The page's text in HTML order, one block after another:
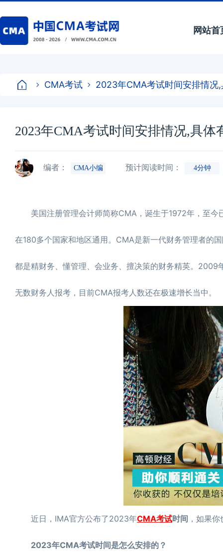
网站首
CMA考试 2023年CMA考试时间安排情况
2023年CMA考试时间安排情况,具体
编者： CMA小编 预计阅读时间： 4分钟
美国注册管理会计师简称CMA，诞生于1972年，至今
在180多个国家和地区通用。CMA是新一代财务管理者的
都是精财务、懂管理、会业务、擅决策的财务精英。
无数财务人报考，目前CMA报考人数还在极速增长当中。
近日，IMA官方公布了2023年CMA考试时间 ，如果
2023年CMA考试时间是怎么安排的？